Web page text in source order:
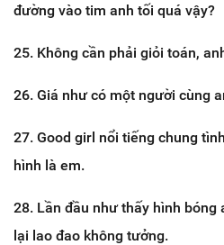
đường vào tim anh tối quá vậy?
25. Không cần phải giỏi toán,
26. Giá như có một người cùng
27. Good girl nổi tiếng chung
hình là em.
28. Lần đầu như thấy hình bóng
lại lao đao không tưởng.